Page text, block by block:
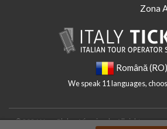
Zona
Română (RO)
We speak 11 languages,
© 2026 New Globus Viaggi s.r.l. - All rights